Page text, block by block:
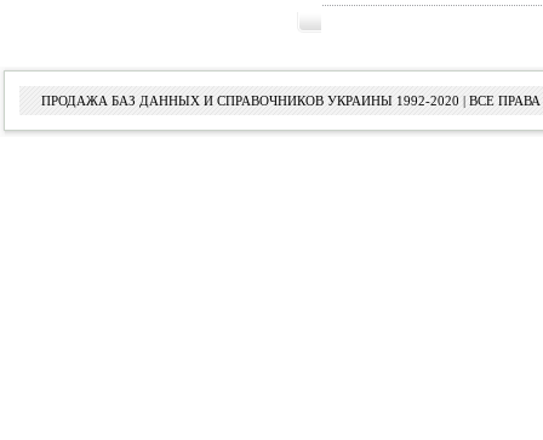
ПРОДАЖА БАЗ ДАННЫХ И СПРАВОЧНИКОВ УКРАИНЫ 1992-2020 | ВСЕ